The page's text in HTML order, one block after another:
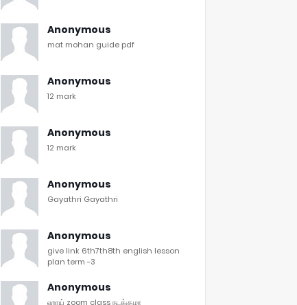
Anonymous
mat mohan guide pdf
Anonymous
12 mark
Anonymous
12 mark
Anonymous
Gayathri Gayathri
Anonymous
give link 6th7th8th english lesson
plan term -3
Anonymous
ஹாய் zoom class நடக்குமா